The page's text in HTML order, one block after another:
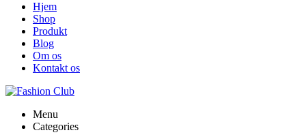
Hjem
Shop
Produkt
Blog
Om os
Kontakt os
Menu
Categories